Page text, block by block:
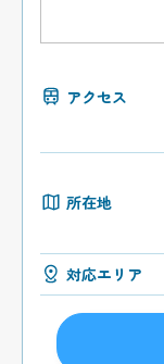
アクセス
所在地
対応エリア